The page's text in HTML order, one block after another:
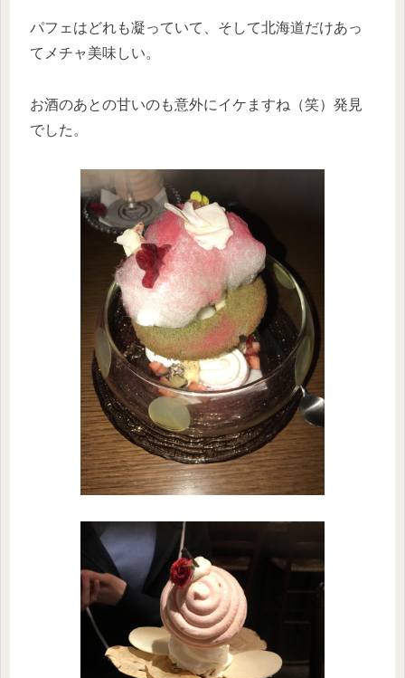
パフェはどれも凝っていて、そして北海道だけあっ
てメチャ美味しい。
お酒のあとの甘いのも意外にイケますね（笑）発見
でした。